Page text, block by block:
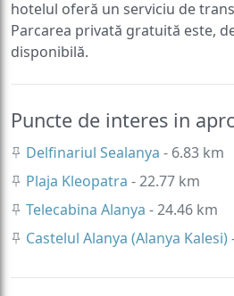
hotelul oferă un serviciu de
Parcarea privată gratuită este,
disponibilă.
Puncte de interes in
Delfinariul Sealanya - 6.83 km
Plaja Kleopatra - 22.77 km
Telecabina Alanya - 24.46 km
Castelul Alanya (Alanya Kalesi)